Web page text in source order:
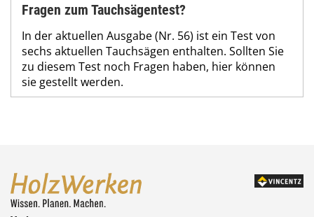
Fragen zum Tauchsägentest?
In der aktuellen Ausgabe (Nr. 56) ist ein Test von
sechs aktuellen Tauchsägen enthalten. Sollten Sie
zu diesem Test noch Fragen haben, hier können
sie gestellt werden.